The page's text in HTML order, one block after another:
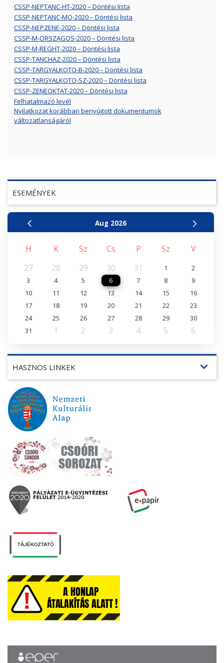
ESEMÉNYEK
Aug 2026
H K Sz Cs P Sz
V
27
28 29 30 31 1
2
3
4 5 6 7 8
9
10
11 12 13 14 15
16
17
18 19 20 21 22
23
24
25 26 27 28 29
30
31
1 2 3 4 5 6
HASZNOS LINKEK expand_more
CSSP-NEPTANC-HT-2020 – Döntési lista
CSSP-NEPTANC-MO-2020 – Döntési lista
CSSP-NEPZENE-2020 – Döntési lista
CSSP-M-ORSZAGOS-2020 – Döntési lista
CSSP-M-REGHT-2020 – Döntési lista
CSSP-TANCHAZ-2020 – Döntési lista
CSSP-TARGYALKOTO-B-2020 – Döntési lista
CSSP-TARGYALKOTO-SZ-2020 – Döntési lista
CSSP-ZENEOKTAT-2020 – Döntési lista
Felhatalmazó levél
Nyilatkozat korábban benyújtott dokumentumok
változatlanságáról